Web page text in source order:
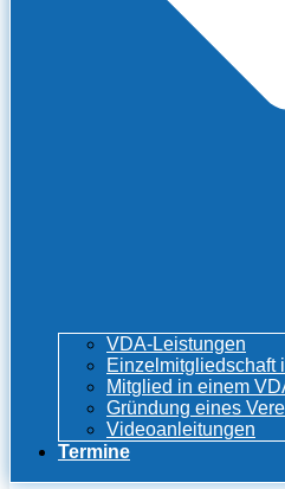
VDA-Leistungen
Einzelmitgliedschaft
Mitglied in einem
Gründung eines
Videoanleitungen
Termine